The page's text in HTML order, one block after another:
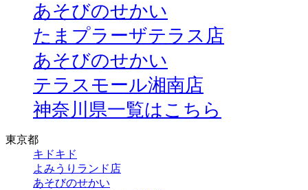
あそびのせかい
たまプラーザテラス店
あそびのせかい
テラスモール湘南店
神奈川県一覧はこちら
東京都
キドキド
よみうりランド店
あそびのせかい